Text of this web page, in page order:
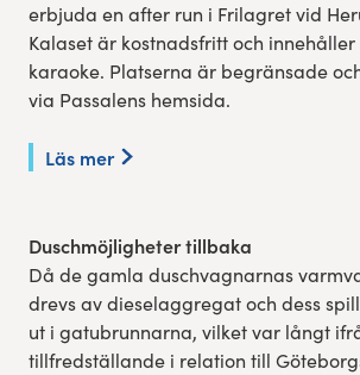
erbjuda en after run i Frilagret vid
Kalaset är kostnadsfritt och innehåller
karaoke. Platserna är begränsade
via Passalens hemsida.
Läs mer
Duschmöjligheter tillbaka
Då de gamla duschvagnarnas
drevs av dieselaggregat och dess
ut i gatubrunnarna, vilket var långt
tillfredställande i relation till